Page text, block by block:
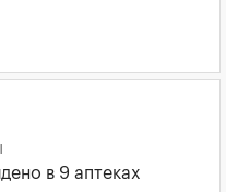
в 9 аптеках